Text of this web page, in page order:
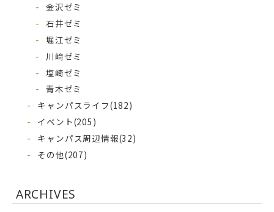
金沢ゼミ
石井ゼミ
堀江ゼミ
川﨑ゼミ
塩崎ゼミ
青木ゼミ
キャンパスライフ(182)
イベント(205)
キャンパス周辺情報(32)
その他(207)
ARCHIVES